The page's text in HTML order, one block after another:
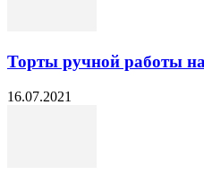
Торты ручной работы
16.07.2021